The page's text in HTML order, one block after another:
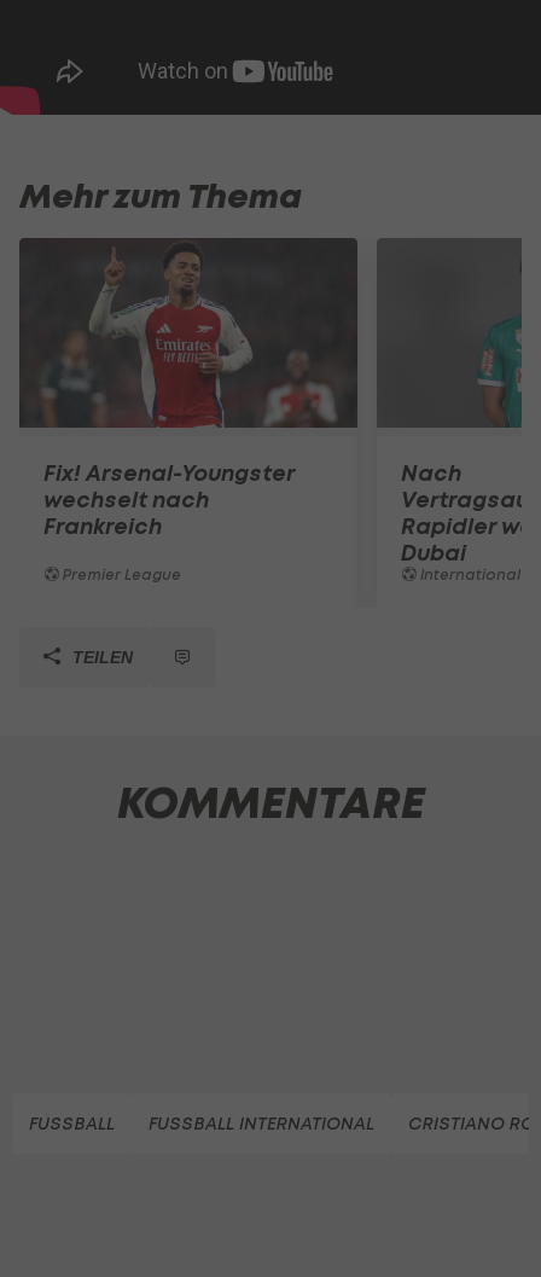
Mehr zum Thema
Fix! Arsenal-Youngster
wechselt nach
Frankreich
Premier League
Nach
Rapidler
Dubai
International
TEILEN
KOMMENTARE
FUSSBALL FUSSBALL INTERNATIONAL CRISTIANO